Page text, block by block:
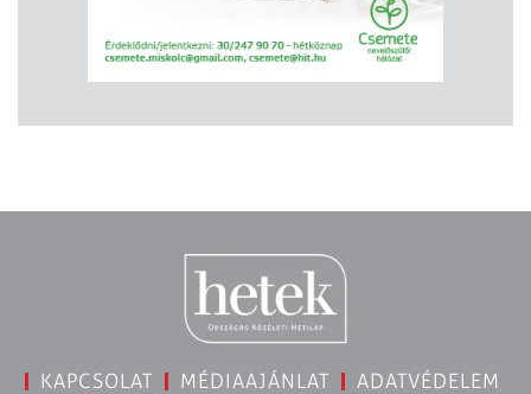
KAPCSOLAT MÉDIAAJÁNLAT
ADATVÉDELEM